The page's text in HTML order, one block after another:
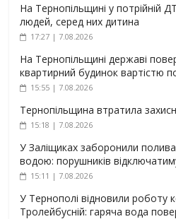
На Тернопільщині у потрійній
людей, серед них дитина
17:27 | 7.08.2026
На Тернопільщині державі
квартирний будинок вартістю
15:55 | 7.08.2026
Тернопільщина втратила
15:18 | 7.08.2026
У Заліщиках заборонили
водою: порушників
15:11 | 7.08.2026
У Тернополі відновили роботу
Тролейбусній: гаряча вода